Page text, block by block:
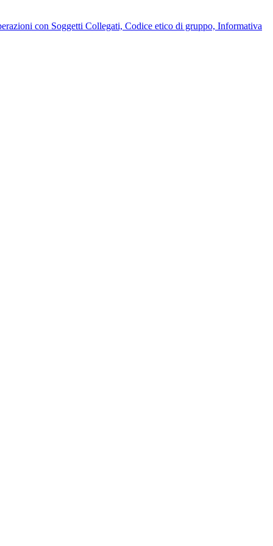
con Soggetti Collegati, Codice etico di gruppo, Informativa